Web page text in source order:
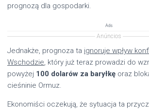
prognozą dla gospodarki.
Ads
Anúncios
Jednakże, prognoza ta ignoruje wpływ
Wschodzie, który już teraz prowadzi do
powyżej 100 dolarów za baryłkę oraz
cieśninie Ormuz.
Ekonomiści oczekują, że sytuacja ta